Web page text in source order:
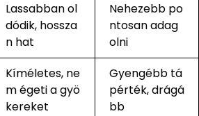
Lassabban ol
dódik, hossza
n hat
Nehezebb po
ntosan adag
olni
Kíméletes, ne
m égeti a gyö
kereket
Gyengébb tá
pérték, drágá
bb